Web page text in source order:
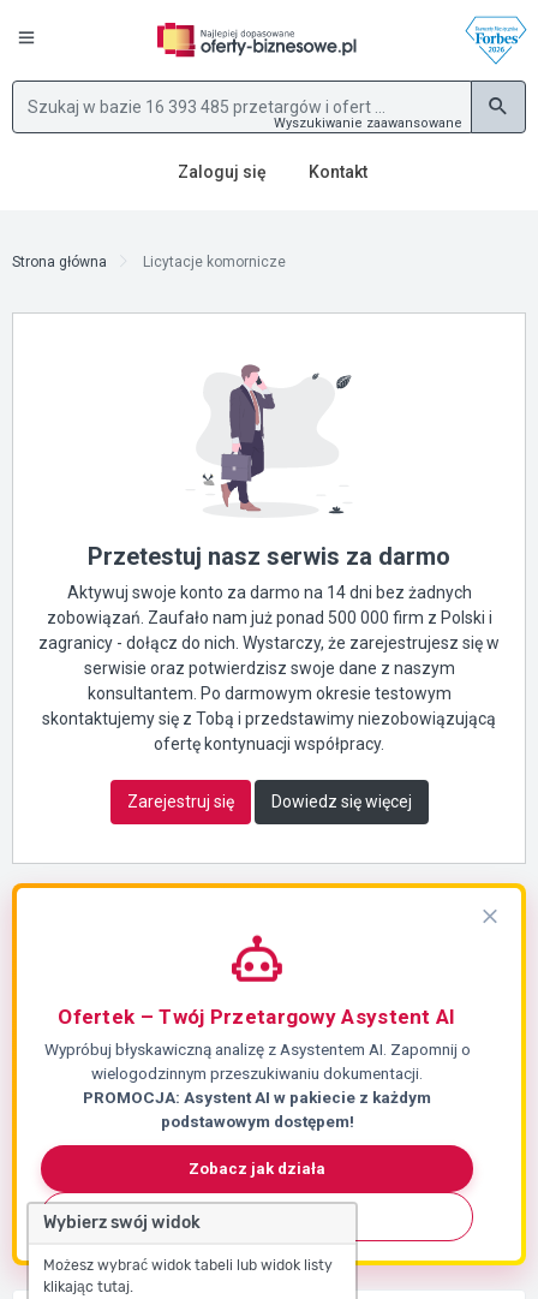
Wyszukiwanie zaawansowane
Zaloguj się Kontakt
Strona główna Licytacje komornicze
Przetestuj nasz serwis za darmo
Aktywuj swoje konto za darmo na 14 dni bez żadnych
zobowiązań. Zaufało nam już ponad 500 000 firm z Polski i
zagranicy - dołącz do nich. Wystarczy, że zarejestrujesz się w
serwisie oraz potwierdzisz swoje dane z naszym
konsultantem. Po darmowym okresie testowym
skontaktujemy się z Tobą i przedstawimy niezobowiązującą
ofertę kontynuacji współpracy.
Zarejestruj się Dowiedz się więcej
Ofertek – Twój Przetargowy Asystent AI
Wypróbuj błyskawiczną analizę z Asystentem AI. Zapomnij o
wielogodzinnym przeszukiwaniu dokumentacji.
PROMOCJA: Asystent AI w pakiecie z każdym
podstawowym dostępem!
Zobacz jak działa
Wybierz swój widok
Możesz wybrać widok tabeli lub widok listy
klikając tutaj.